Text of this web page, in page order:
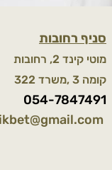
סניף רחובות
מוטי קינד 2, רחובות
קומה 3 ,משרד 322
054-7847491